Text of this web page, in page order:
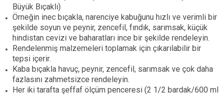
Büyük Bıçaklı)
Örneğin inec bıçakla, narenciye kabuğunu hızlı ve verimli bir
şekilde soyun ve peynir, zencefil, fındık, sarımsak, küçük
hindistan cevizi ve baharatları ince bir şekilde rendeleyin.
Rendelenmiş malzemeleri toplamak için çıkarılabilir bir
tepsi içerir.
Kaba bıçakla havuç, peynir, zencefil, sarımsak ve çok daha
fazlasını zahmetsizce rendeleyin.
Her iki tarafta şeffaf ölçüm penceresi (2 1/2 bardak/600 ml